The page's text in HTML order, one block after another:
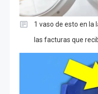
1 vaso de esto en la
las facturas que